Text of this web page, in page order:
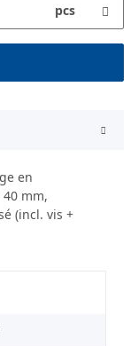
pcs
en
mm,
(incl. vis +